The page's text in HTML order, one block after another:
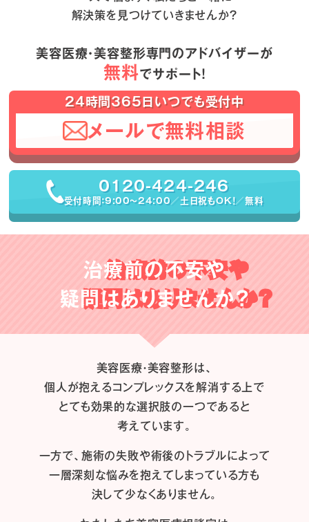
解決策を見つけていきませんか？
美容医療・美容整形専門のアドバイザーが
無料でサポート！
24時間365日いつでも受付中
メールで無料相談
0120-424-246
受付時間：9:00〜24:00／土日祝もOK！／無料
治療前の不安や
疑問はありませんか？
美容医療・美容整形は、
個人が抱えるコンプレックスを解消する上で
とても効果的な選択肢の一つであると
考えています。
一方で、施術の失敗や術後のトラブルによって
一層深刻な悩みを抱えてしまっている方も
決して少なくありません。